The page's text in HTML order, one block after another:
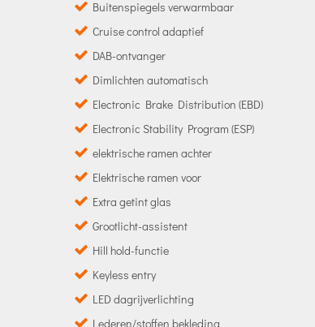
Buitenspiegels verwarmbaar
Cruise control adaptief
DAB-ontvanger
Dimlichten automatisch
Electronic Brake Distribution (EBD)
Electronic Stability Program (ESP)
elektrische ramen achter
Elektrische ramen voor
Extra getint glas
Grootlicht-assistent
Hill hold-functie
Keyless entry
LED dagrijverlichting
Lederen/stoffen bekleding